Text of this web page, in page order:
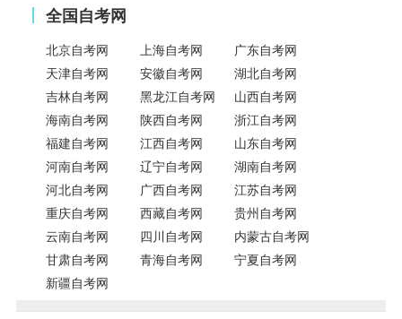
全国自考网
北京自考网 上海自考网
广东自考网
天津自考网
安徽自考网
湖北自考网
吉林自考网
黑龙江自考网
山西自考网
海南自考网
陕西自考网
浙江自考网
福建自考网
江西自考网
山东自考网
河南自考网
辽宁自考网
湖南自考网
河北自考网
广西自考网
江苏自考网
重庆自考网
西藏自考网
贵州自考网
云南自考网
四川自考网
内蒙古自考网
甘肃自考网
青海自考网
宁夏自考网
新疆自考网